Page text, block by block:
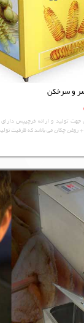
و سرخکن
تولید و ارائه فرچیپس
می باشد که ظرفیت تولید دستگاه ۱۰۰ عدد